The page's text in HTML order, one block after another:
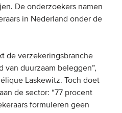
ZIJN
leden
De onderzoekers namen
in Nederland onder de
de verzekeringsbranche
duurzaam beleggen”,
Laskewitz. Toch doet
de sector: “77 procent
formuleren geen